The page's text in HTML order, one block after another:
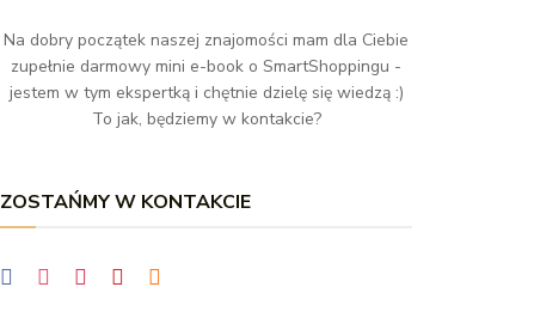
Na dobry początek naszej znajomości mam dla Ciebie
zupełnie darmowy mini e-book o SmartShoppingu -
jestem w tym ekspertką i chętnie dzielę się wiedzą :)
To jak, będziemy w kontakcie?
ZOSTAŃMY W KONTAKCIE